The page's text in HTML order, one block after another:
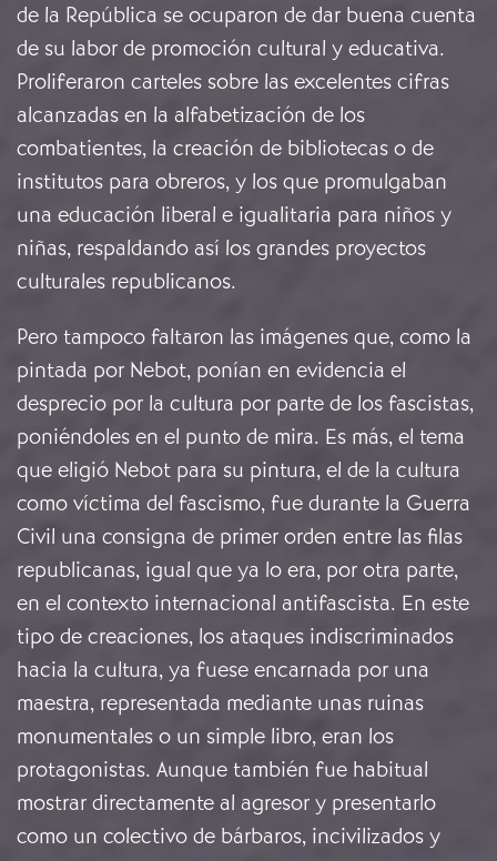
de la República se ocuparon de dar buena cuenta
de su labor de promoción cultural y educativa.
Proliferaron carteles sobre las excelentes cifras
alcanzadas en la alfabetización de los
combatientes, la creación de bibliotecas o de
institutos para obreros, y los que promulgaban
una educación liberal e igualitaria para niños y
niñas, respaldando así los grandes proyectos
culturales republicanos.
Pero tampoco faltaron las imágenes que, como la
pintada por Nebot, ponían en evidencia el
desprecio por la cultura por parte de los fascistas,
poniéndoles en el punto de mira. Es más, el tema
que eligió Nebot para su pintura, el de la cultura
como víctima del fascismo, fue durante la Guerra
Civil una consigna de primer orden entre las filas
republicanas, igual que ya lo era, por otra parte,
en el contexto internacional antifascista. En este
tipo de creaciones, los ataques indiscriminados
hacia la cultura, ya fuese encarnada por una
maestra, representada mediante unas ruinas
monumentales o un simple libro, eran los
protagonistas. Aunque también fue habitual
mostrar directamente al agresor y presentarlo
como un colectivo de bárbaros, incivilizados y